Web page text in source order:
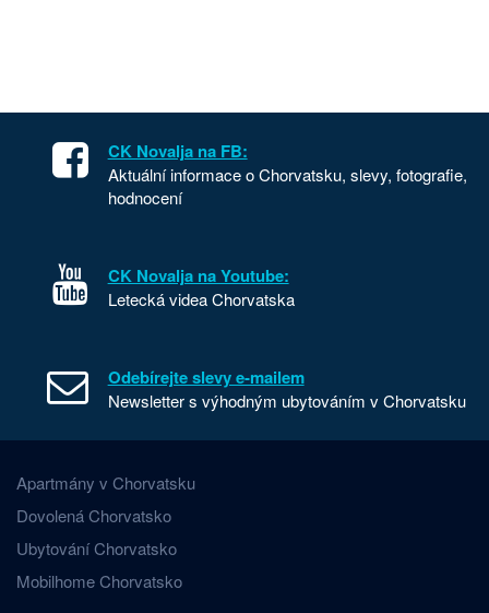
CK Novalja na FB:
Aktuální informace o Chorvatsku, slevy, fotografie,
hodnocení
CK Novalja na Youtube:
Letecká videa Chorvatska
Odebírejte slevy e-mailem
Newsletter s výhodným ubytováním v Chorvatsku
Apartmány v Chorvatsku
Dovolená Chorvatsko
Ubytování Chorvatsko
Mobilhome Chorvatsko